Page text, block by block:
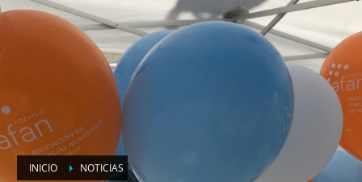
INICIO
NOTICIAS